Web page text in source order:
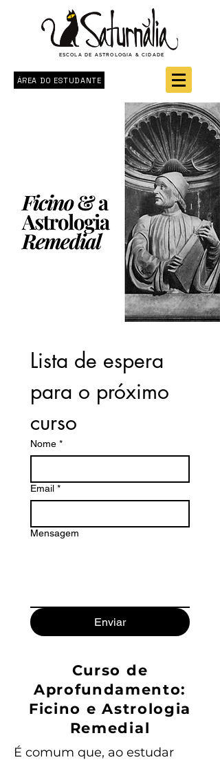
ESCOLA DE ASTROLOGIA & CIDADE
ÁREA DO ESTUDANTE
Lista de espera
para o próximo
curso
Nome *
Email *
Mensagem
Enviar
Curso de
Aprofundamento:
Ficino e Astrologia
Remedial
É comum que, ao estudar